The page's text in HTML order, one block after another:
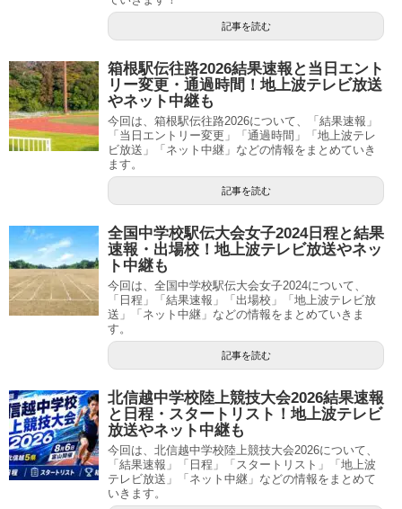
記事を読む
箱根駅伝往路2026結果速報と当日エント
リー変更・通過時間！地上波テレビ放送
やネット中継も
今回は、箱根駅伝往路2026について、「結果速報」
「当日エントリー変更」「通過時間」「地上波テレ
ビ放送」「ネット中継」などの情報をまとめていき
ます。
記事を読む
全国中学校駅伝大会女子2024日程と結果
速報・出場校！地上波テレビ放送やネッ
ト中継も
今回は、全国中学校駅伝大会女子2024について、
「日程」「結果速報」「出場校」「地上波テレビ放
送」「ネット中継」などの情報をまとめていきま
す。
記事を読む
北信越中学校陸上競技大会2026結果速報
と日程・スタートリスト！地上波テレビ
放送やネット中継も
今回は、北信越中学校陸上競技大会2026について、
「結果速報」「日程」「スタートリスト」「地上波
テレビ放送」「ネット中継」などの情報をまとめて
いきます。